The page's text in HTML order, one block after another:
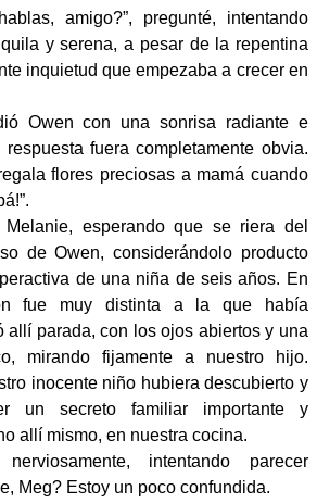
amigo?”, pregunté, intentando
y serena, a pesar de la repentina
inquietud que empezaba a crecer en
Owen con una sonrisa radiante e
fuera completamente obvia.
flores preciosas a mamá cuando
Melanie, esperando que se riera del
de Owen, considerándolo producto
de una niña de seis años. En
fue muy distinta a la que había
allí parada, con los ojos abiertos y una
mirando fijamente a nuestro hijo.
inocente niño hubiera descubierto y
un secreto familiar importante y
allí mismo, en nuestra cocina.
intentando parecer
Meg? Estoy un poco confundida.